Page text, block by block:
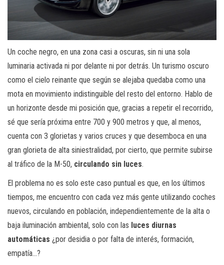
Un coche negro, en una zona casi a oscuras, sin ni una sola
luminaria activada ni por delante ni por detrás. Un turismo oscuro
como el cielo reinante que según se alejaba quedaba como una
mota en movimiento indistinguible del resto del entorno. Hablo de
un horizonte desde mi posición que, gracias a repetir el recorrido,
sé que sería próxima entre 700 y 900 metros y que, al menos,
cuenta con 3 glorietas y varios cruces y que desemboca en una
gran glorieta de alta siniestralidad, por cierto, que permite subirse
al tráfico de la M-50, circulando sin luces.
El problema no es solo este caso puntual es que, en los últimos
tiempos, me encuentro con cada vez más gente utilizando coches
nuevos, circulando en población, independientemente de la alta o
baja iluminación ambiental, solo con las luces diurnas
automáticas ¿por desidia o por falta de interés, formación,
empatía…?